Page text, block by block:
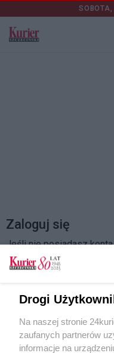
Zaloguj się
Jeśli nie posiadasz
Drogi
Na naszej stronie
zaufanych partnerów
informacje na